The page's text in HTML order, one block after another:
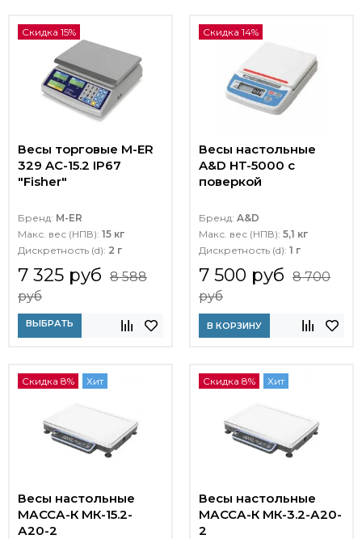
Скидка 15%
Весы торговые M-ER
329 AC-15.2 IP67
"Fisher"
Бренд: M-ER
Макс. вес (НПВ): 15 кг
Дискретность (d): 2 г
7 325 руб 8 588
руб
ВЫБРАТЬ
Скидка 14%
Весы настольные
A&D HT-5000 с
поверкой
Бренд: A&D
Макс. вес (НПВ): 5,1 кг
Дискретность (d): 1 г
7 500 руб 8 700
руб
В КОРЗИНУ
Скидка 8% Хит
Весы настольные
МАССА-К МК-15.2-
А20-2
Скидка 8% Хит
Весы настольные
МАССА-К МК-3.2-А20-
2